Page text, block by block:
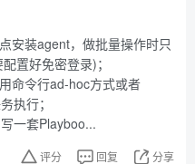
安装agent，做批量操作时只
置好免密登录)；
命令行ad-hoc方式或者
执行；
一套Playboo...
评分 回复 分享